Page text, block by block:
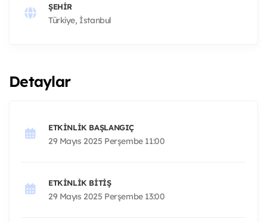
ŞEHIR
Türkiye, İstanbul
Detaylar
ETKINLIK BAŞLANGIÇ
29 Mayıs 2025 Perşembe 11:00
ETKINLIK BITIŞ
29 Mayıs 2025 Perşembe 13:00